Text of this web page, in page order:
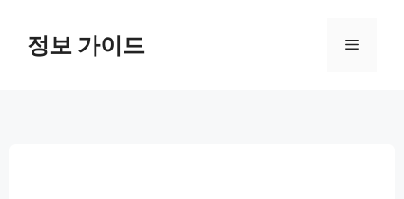
정보 가이드 메